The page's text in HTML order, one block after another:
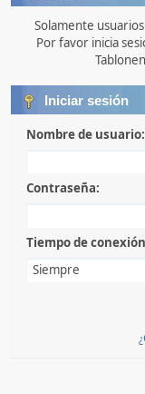
Solamente
Por favor inicia
Iniciar sesión
Nombre de usuario:
Contraseña:
Tiempo de